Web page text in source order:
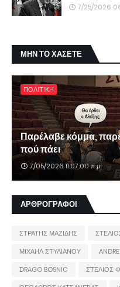
7/25/2026
ΜΗΝ ΤΟ ΧΑΣΕΤΕ
ΠΟΛΙΤΙΚΗ
Παρέλαβε κόμμα,
πού πάει
7/05/2026 11:07:00 π.μ.
ΑΡΘΡΟΓΡΑΦΟΙ
ΣΤΡΑΤΗΣ ΜΑΖΙΔΗΣ
ΜΙΧΑΗΛ ΣΤΥΛΙΑΝΟΥ
DRAGO BOSNIC
ΣΤΕΛΙΟΣ